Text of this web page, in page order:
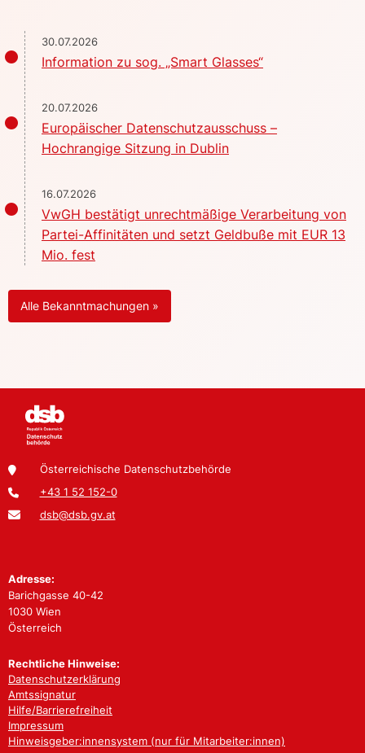
30.07.2026
Information zu sog. „Smart Glasses“
20.07.2026
Europäischer Datenschutzausschuss –
Hochrangige Sitzung in Dublin
16.07.2026
VwGH bestätigt unrechtmäßige Verarbeitung von
Partei-Affinitäten und setzt Geldbuße mit EUR 13
Mio. fest
Alle Bekanntmachungen »
Österreichische Datenschutzbehörde
+43 1 52 152-0
dsb@dsb.gv.at
Adresse:
Barichgasse 40-42
1030 Wien
Österreich
Rechtliche Hinweise:
Datenschutzerklärung
Amtssignatur
Hilfe/Barrierefreiheit
Impressum
Hinweisgeber:innensystem (nur für Mitarbeiter:innen)